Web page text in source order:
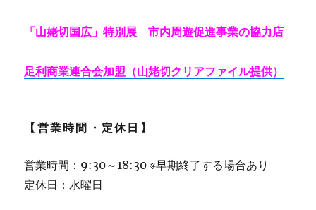
「山姥切国広」特別展 市内周遊促進事業の協力店
足利商業連合会加盟（山姥切クリアファイル提供）
【営業時間・定休日】
営業時間：9:30～18:30 ※早期終了する場合あり
定休日：水曜日